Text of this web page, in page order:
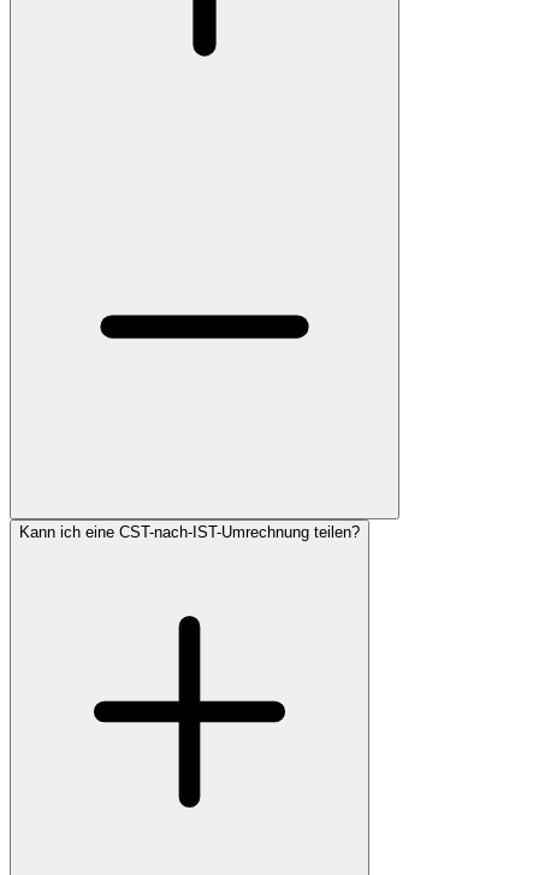
Kann ich eine CST-nach-IST-Umrechnung teilen?